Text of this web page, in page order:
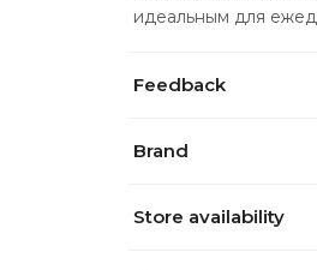
идеальным для
Feedback
Brand
Store availability